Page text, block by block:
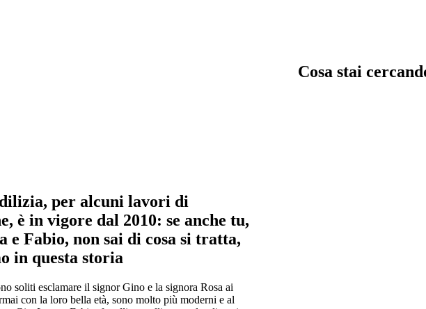
per alcuni lavori di
è in vigore dal 2010: se anche tu,
e Fabio, non sai di cosa si tratta,
in questa storia
soliti esclamare il signor Gino e la signora Rosa ai
con la loro bella età, sono molto più moderni e al
Cosa stai